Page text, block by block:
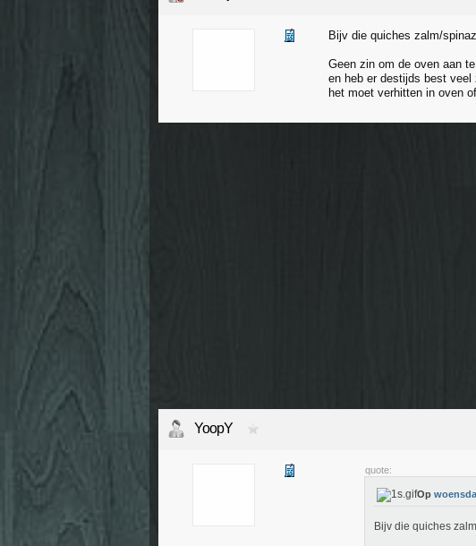
Bijv die quiches zalm/
Geen zin om de oven aan
en heb er destijds best
het moet verhitten in oven
YoopY
quote:
Op
Bijv die quiches